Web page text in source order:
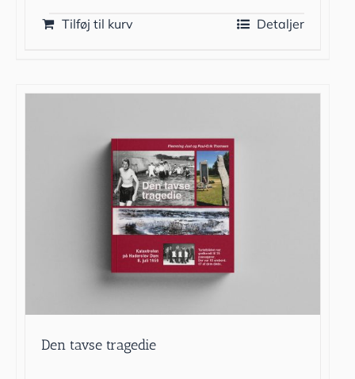
Tilføj til kurv Detaljer
Den tavse tragedie